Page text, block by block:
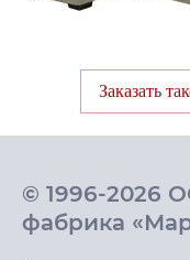
Заказать
© 1996-2026
фабрика